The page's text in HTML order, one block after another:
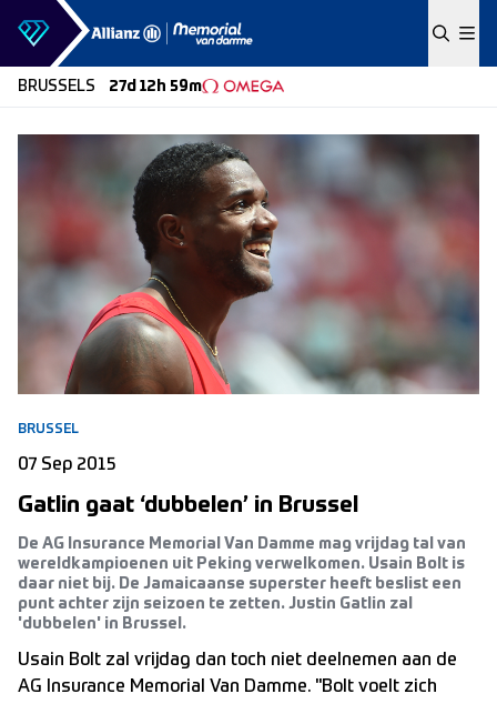
Skip to content
BRUSSELS 27d 12h 59m
BRUSSEL
07 Sep 2015
Gatlin gaat ‘dubbelen’ in Brussel
De AG Insurance Memorial Van Damme mag vrijdag tal van
wereldkampioenen uit Peking verwelkomen. Usain Bolt is
daar niet bij. De Jamaicaanse superster heeft beslist een
punt achter zijn seizoen te zetten. Justin Gatlin zal
'dubbelen' in Brussel.
Usain Bolt zal vrijdag dan toch niet deelnemen aan de
AG Insurance Memorial Van Damme. "Bolt voelt zich